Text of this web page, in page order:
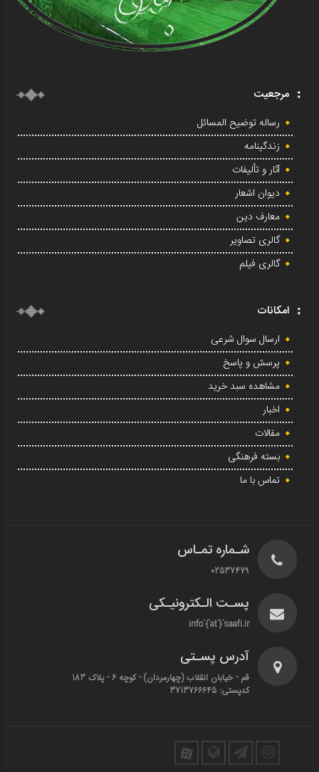
مرجعیت
رساله توضیح المسائل
زندگینامه
آثار و تألیفات
دیوان اشعار
معارف دین
گالری تصاویر
گالری فیلم
امکانات
ارسال سوال شرعی
پرسش و پاسخ
مشاهده سبد خرید
اخبار
مقالات
بسته فرهنگی
تماس با ما
شـماره تمـاس
02537479
پسـت الـکترونیـکی
info`{`at`}`saafi.ir
آدرس پسـتی
قم - خیابان انقلاب (چهارمردان)‌ - کوچه 6 - پلاک 183
کدپستی: 3713766645